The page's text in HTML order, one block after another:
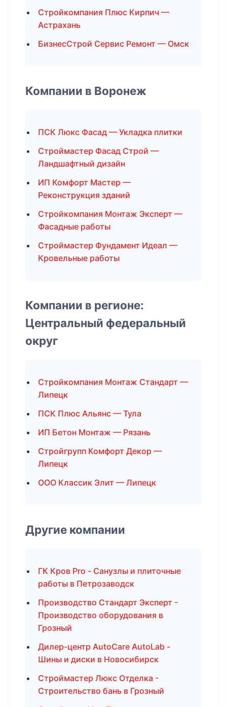
Стройкомпания Плюс Кирпич —
Астрахань
БизнесСтрой Сервис Ремонт — Омск
Компании в Воронеж
ПСК Люкс Фасад — Укладка плитки
Строймастер Фасад Строй —
Ландшафтный дизайн
ИП Комфорт Мастер —
Реконструкция зданий
Стройкомпания Монтаж Эксперт —
Фасадные работы
Строймастер Фундамент Идеал —
Кровельные работы
Компании в регионе:
Центральный федеральный
округ
Стройкомпания Монтаж Стандарт —
Липецк
ПСК Плюс Альянс — Тула
ИП Бетон Монтаж — Рязань
Стройгрупп Комфорт Декор —
Липецк
ООО Классик Элит — Липецк
Другие компании
ГК Кров Pro - Санузлы и плиточные
работы в Петрозаводск
Производство Стандарт Эксперт -
Производство оборудования в
Грозный
Дилер-центр AutoCare AutoLab -
Шины и диски в Новосибирск
Строймастер Люкс Отделка -
Строительство бань в Грозный